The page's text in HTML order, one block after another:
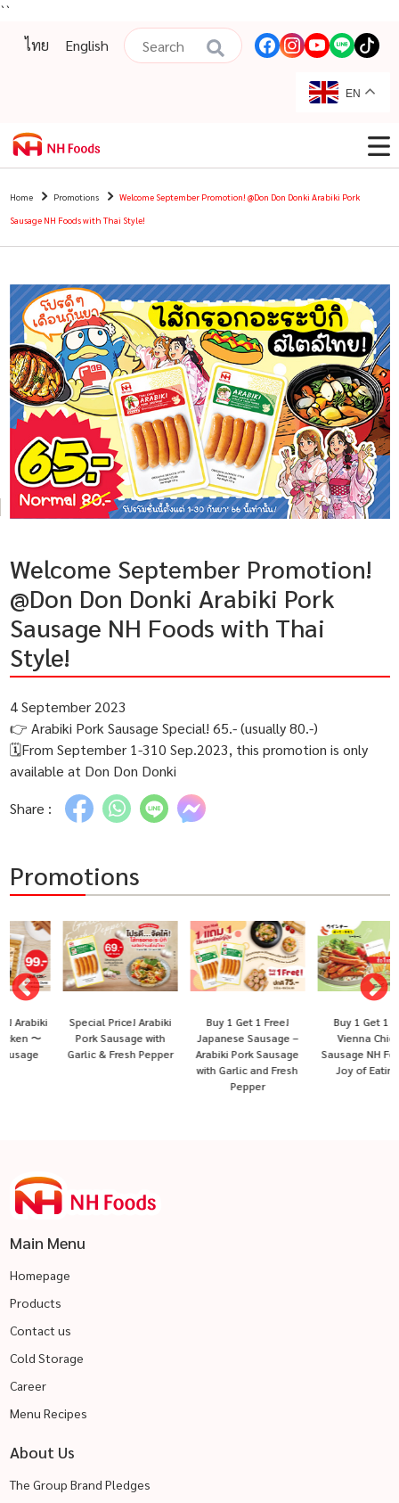
``
ไทย
English
EN
Home Promotions
Welcome September Promotion! @Don Don Donki Arabiki Pork
Sausage NH Foods with Thai Style!
Welcome September Promotion!
@Don Don Donki Arabiki Pork
Sausage NH Foods with Thai
Style!
4 September 2023
👉 Arabiki Pork Sausage Special! 65.- (usually 80.-)
🗓From September 1-310 Sep.2023, this promotion is only
available at Don Don Donki
Share :
Promotions
Special Price! Arabiki
Pork Sausage with
Garlic & Fresh Pepper
Buy 1 Get 1 Free!
Japanese Sausage –
Arabiki Pork Sausage
with Garlic and Fresh
Buy 1 Get 1 Free!
Vienna Chicken
Sausage NH Foods 〜
Joy of Eating!〜
Main Menu
Homepage
Products
Contact us
Cold Storage
Career
Menu Recipes
About Us
The Group Brand Pledges